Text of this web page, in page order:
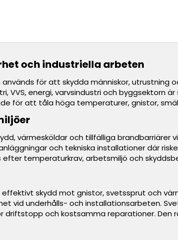
och industriella arbeten
för att skydda människor, utrustning
VVS, energi, varvsindustri och byggsektorn
för att tåla höga temperaturer, gnistor,
värmesköldar och tillfälliga
och tekniska installationer där
temperaturkrav, arbetsmiljö och
skydd mot gnistor, svetssprut och
vid underhålls- och installationsarbeten.
driftstopp och kostsamma reparationer.